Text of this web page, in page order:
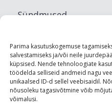
Parima kasutuskogemuse
salvestamiseks ja/või neile
küpsised. Nende tehnoloogiate
töödelda selliseid andmeid nagu
unikaalsed ID-d sellel veebisaidil.
nõusoleku tagasivõtmine võib
võimalusi.
Sündmused
Maitseelamused
Vaatamisväärsused
Visit Tallinn